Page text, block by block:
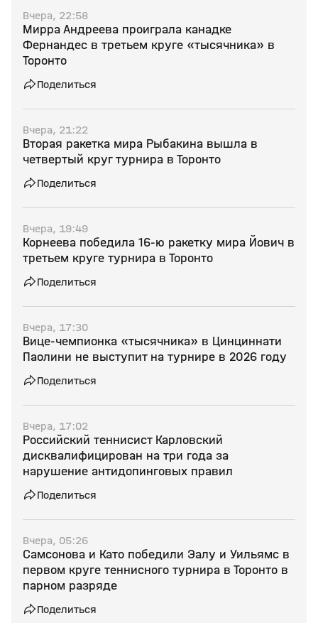
Вчера, 22:58
Мирра Андреева проиграла канадке
Фернандес в третьем круге «тысячника» в
Торонто
Поделиться
Вчера, 21:22
Вторая ракетка мира Рыбакина вышла в
четвертый круг турнира в Торонто
Поделиться
Вчера, 19:49
Корнеева победила 16‑ю ракетку мира Йович в
третьем круге турнира в Торонто
Поделиться
Вчера, 17:30
Вице‑чемпионка «тысячника» в Цинциннати
Паолини не выступит на турнире в 2026 году
Поделиться
Вчера, 17:02
Российский теннисист Карловский
дисквалифицирован на три года за
нарушение антидопинговых правил
Поделиться
Вчера, 05:26
Самсонова и Като победили Эалу и Уильямс в
первом круге теннисного турнира в Торонто в
парном разряде
Поделиться